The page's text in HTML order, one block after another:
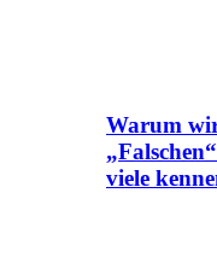
Warum
viele